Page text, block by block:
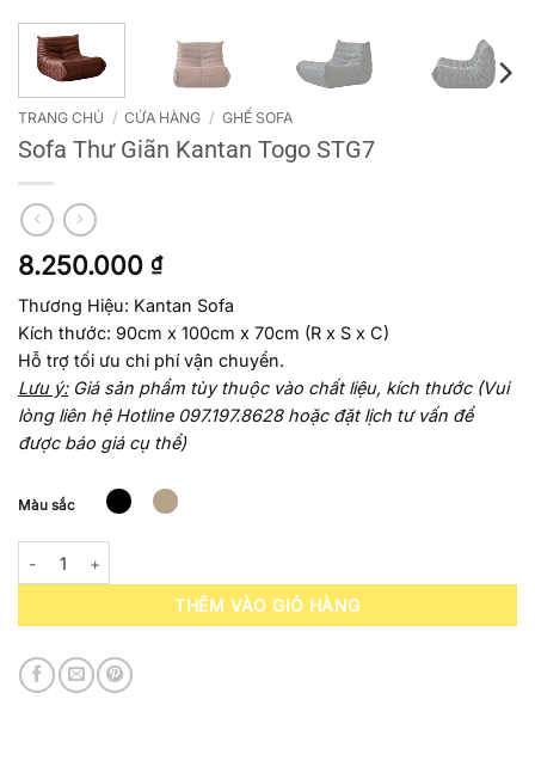
TRANG CHỦ / CỬA HÀNG / GHẾ SOFA
Sofa Thư Giãn Kantan Togo STG7
8.250.000 ₫
Thương Hiệu: Kantan Sofa
Kích thước: 90cm x 100cm x 70cm (R x S x C)
Hỗ trợ tối ưu chi phí vận chuyển.
Lưu ý: Giá sản phẩm tùy thuộc vào chất liệu, kích thước (Vui
lòng liên hệ Hotline 097.197.8628 hoặc đặt lịch tư vấn để
được báo giá cụ thể)
Màu sắc
THÊM VÀO GIỎ HÀNG